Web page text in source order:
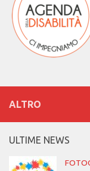
ALTRO
ULTIME NEWS